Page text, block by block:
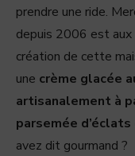
prendre une ride.
depuis 2006 est aux
création de cette
une crème glacée
artisanalement à
parsemée
avez dit gourmand ?